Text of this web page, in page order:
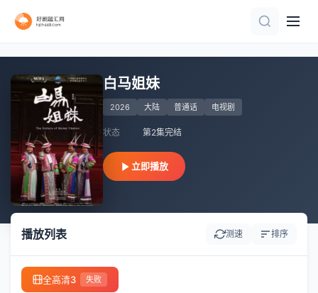
白马姐妹
2026 大陆 普通话 电视剧
状态 第2集完结
立即播放
播放列表 测速 排序
全高清3 失败
完结
已完结
已完结
已完结 共4集
全26集
全5集
全集
全集
已完结 共24集
连载中 连载到6集